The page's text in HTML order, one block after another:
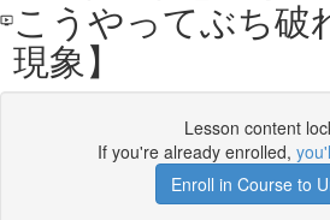
こうやってぶち
現象】
Lesson content
If you're already enrolled,
Enroll in Course to